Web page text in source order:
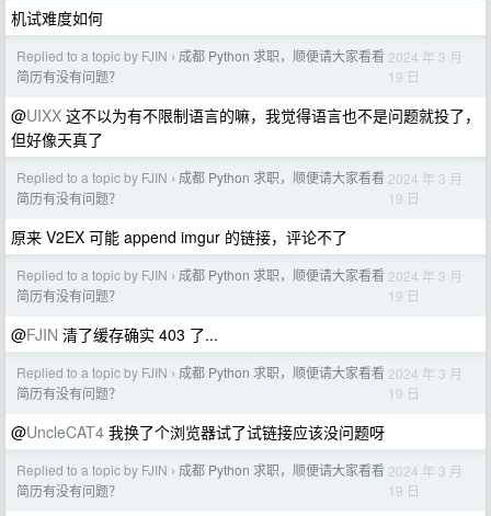
机试难度如何
Replied to a topic by FJIN › 成都 Python 求职，顺便请大家看看
简历有没有问题？
2024 年 3 月
19 日
@UIXX 这不以为有不限制语言的嘛，我觉得语言也不是问题就投了，
但好像天真了
Replied to a topic by FJIN › 成都 Python 求职，顺便请大家看看
简历有没有问题？
2024 年 3 月
19 日
原来 V2EX 可能 append imgur 的链接，评论不了
Replied to a topic by FJIN › 成都 Python 求职，顺便请大家看看
简历有没有问题？
2024 年 3 月
19 日
@FJIN 清了缓存确实 403 了...
Replied to a topic by FJIN › 成都 Python 求职，顺便请大家看看
简历有没有问题？
2024 年 3 月
19 日
@UncleCAT4 我换了个浏览器试了试链接应该没问题呀
Replied to a topic by FJIN › 成都 Python 求职，顺便请大家看看
简历有没有问题？
2024 年 3 月
19 日